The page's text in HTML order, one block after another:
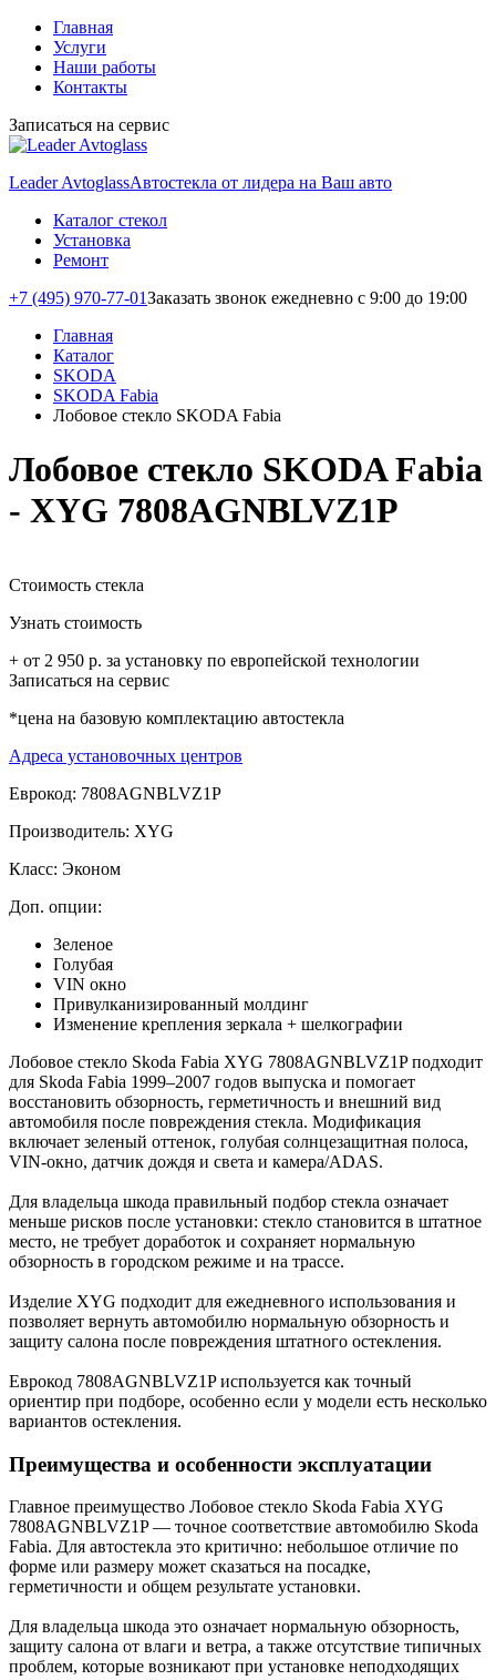
Главная
Услуги
Наши работы
Контакты
Записаться на сервис
Leader AvtoglassАвтостекла от лидера на Ваш авто
Каталог стекол
Установка
Ремонт
+7 (495) 970-77-01Заказать звонок ежедневно с 9:00 до 19:00
Главная
Каталог
SKODA
SKODA Fabia
Лобовое стекло SKODA Fabia
Лобовое стекло SKODA Fabia
- XYG 7808AGNBLVZ1P
Стоимость стекла
Узнать стоимость
+ от 2 950 р. за установку по европейской технологии
Записаться на сервис
*цена на базовую комплектацию автостекла
Адреса установочных центров
Еврокод: 7808AGNBLVZ1P
Производитель: XYG
Класс: Эконом
Доп. опции:
Зеленое
Голубая
VIN окно
Привулканизированный молдинг
Изменение крепления зеркала + шелкографии
Лобовое стекло Skoda Fabia XYG 7808AGNBLVZ1P подходит
для Skoda Fabia 1999–2007 годов выпуска и помогает
восстановить обзорность, герметичность и внешний вид
автомобиля после повреждения стекла. Модификация
включает зеленый оттенок, голубая солнцезащитная полоса,
VIN-окно, датчик дождя и света и камера/ADAS.
Для владельца шкода правильный подбор стекла означает
меньше рисков после установки: стекло становится в штатное
место, не требует доработок и сохраняет нормальную
обзорность в городском режиме и на трассе.
Изделие XYG подходит для ежедневного использования и
позволяет вернуть автомобилю нормальную обзорность и
защиту салона после повреждения штатного остекления.
Еврокод 7808AGNBLVZ1P используется как точный
ориентир при подборе, особенно если у модели есть несколько
вариантов остекления.
Преимущества и особенности эксплуатации
Главное преимущество Лобовое стекло Skoda Fabia XYG
7808AGNBLVZ1P — точное соответствие автомобилю Skoda
Fabia. Для автостекла это критично: небольшое отличие по
форме или размеру может сказаться на посадке,
герметичности и общем результате установки.
Для владельца шкода это означает нормальную обзорность,
защиту салона от влаги и ветра, а также отсутствие типичных
проблем, которые возникают при установке неподходящих